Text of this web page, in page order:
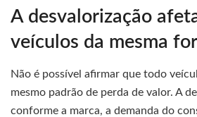
A desvalorização
veículos da mesma
Não é possível afirmar que todo
mesmo padrão de perda de valor. A
conforme a marca, a demanda do